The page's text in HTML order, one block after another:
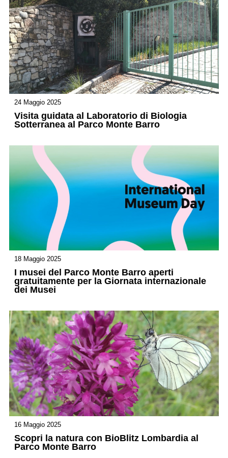
24 Maggio 2025
Visita guidata al Laboratorio di Biologia
Sotterranea al Parco Monte Barro
18 Maggio 2025
I musei del Parco Monte Barro aperti
gratuitamente per la Giornata internazionale
dei Musei
16 Maggio 2025
Scopri la natura con BioBlitz Lombardia al
Parco Monte Barro